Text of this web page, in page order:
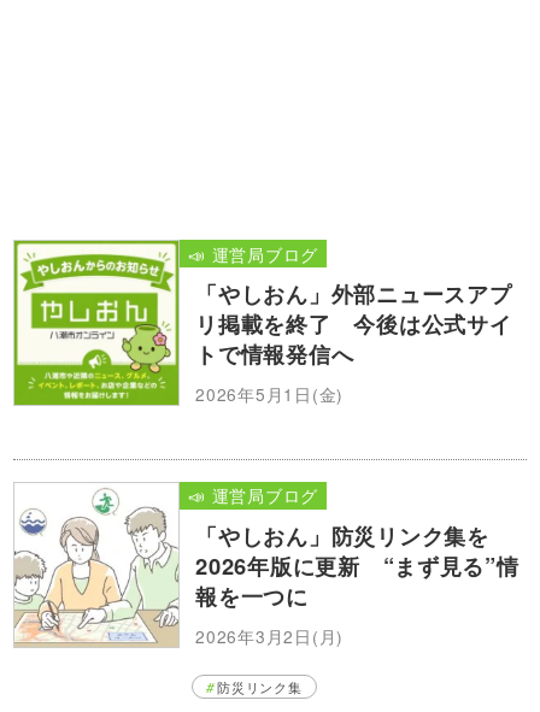
「やしおん」外部ニュースアプ
リ掲載を終了 今後は公式サイ
トで情報発信へ
2026年5月1日(金)
📣 運営局ブログ
「やしおん」防災リンク集を
2026年版に更新 “まず見る”情
報を一つに
2026年3月2日(月)
📣 運営局ブログ
防災リンク集